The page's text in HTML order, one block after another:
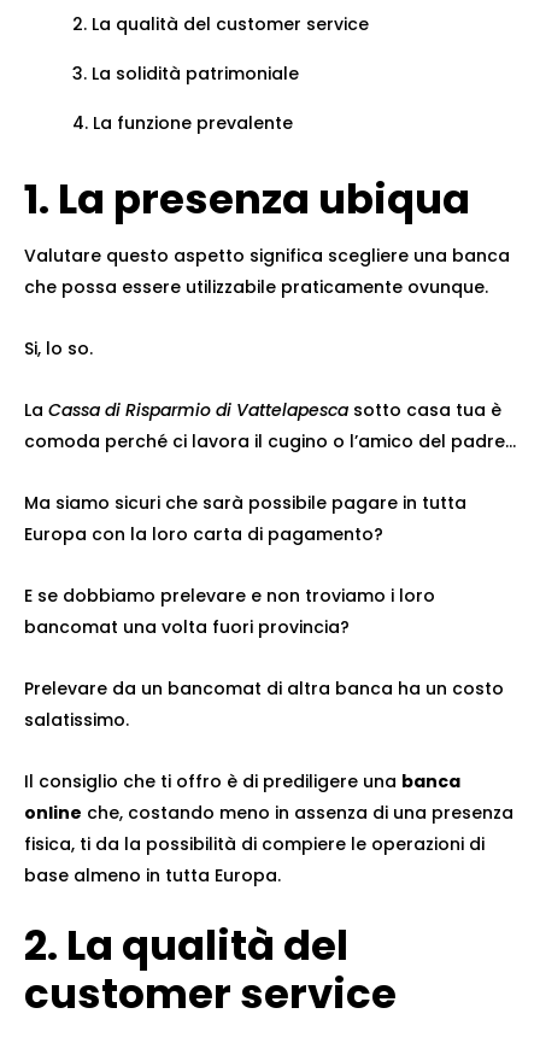
La qualità del customer service
La solidità patrimoniale
La funzione prevalente
1. La presenza ubiqua
Valutare questo aspetto significa scegliere una banca
che possa essere utilizzabile praticamente ovunque.
Si, lo so.
La Cassa di Risparmio di Vattelapesca sotto casa tua è
comoda perché ci lavora il cugino o l’amico del padre…
Ma siamo sicuri che sarà possibile pagare in tutta
Europa con la loro carta di pagamento?
E se dobbiamo prelevare e non troviamo i loro
bancomat una volta fuori provincia?
Prelevare da un bancomat di altra banca ha un costo
salatissimo.
Il consiglio che ti offro è di prediligere una banca
online che, costando meno in assenza di una presenza
fisica, ti da la possibilità di compiere le operazioni di
base almeno in tutta Europa.
2. La qualità del
customer service